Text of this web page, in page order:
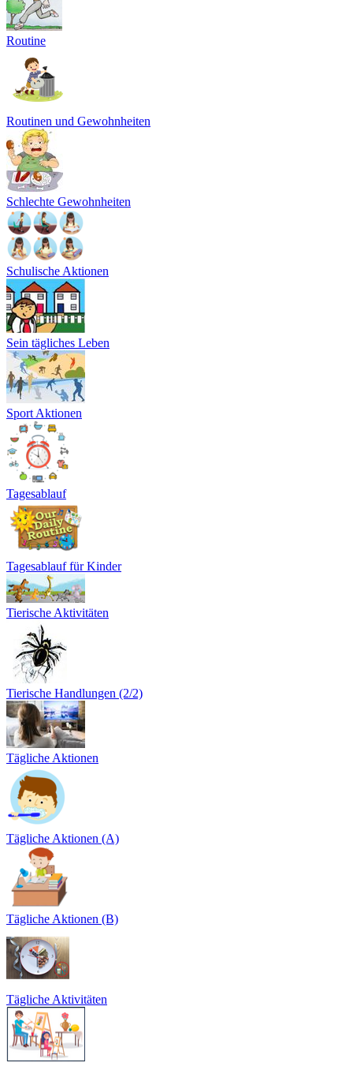
Routine
Routinen und Gewohnheiten
Schlechte Gewohnheiten
Schulische Aktionen
Sein tägliches Leben
Sport Aktionen
Tagesablauf
Tagesablauf für Kinder
Tierische Aktivitäten
Tierische Handlungen (2/2)
Tägliche Aktionen
Tägliche Aktionen (A)
Tägliche Aktionen (B)
Tägliche Aktivitäten